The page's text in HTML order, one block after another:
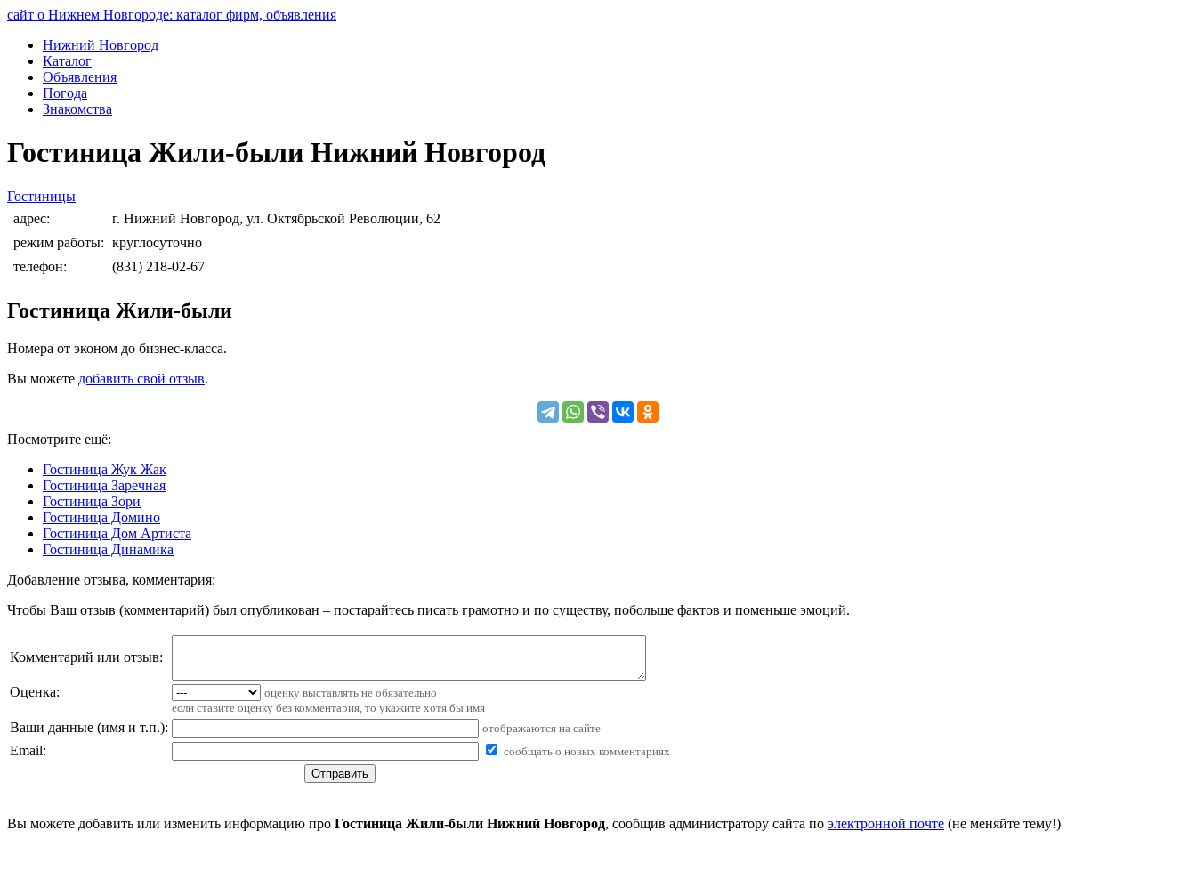
сайт о Нижнем Новгороде: каталог фирм, объявления
Нижний Новгород
Каталог
Объявления
Погода
Знакомства
Гостиница Жили-были Нижний Новгород
Гостиницы
адрес:
г. Нижний Новгород, ул. Октябрьской Революции, 62
режим работы: круглосуточно
телефон:
(831) 218-02-67
Гостиница Жили-были
Номера от эконом до бизнес-класса.
Вы можете добавить свой отзыв.
Посмотрите ещё:
Гостиница Жук Жак
Гостиница Заречная
Гостиница Зори
Гостиница Домино
Гостиница Дом Артиста
Гостиница Динамика
Добавление отзыва, комментария:
Чтобы Ваш отзыв (комментарий) был опубликован – постарайтесь писать грамотно и по существу, побольше фактов и поменьше эмоций.
Комментарий или отзыв:
Оценка:
оценку выставлять не обязательно
если ставите оценку без комментария, то укажите хотя бы имя
Ваши данные (имя и т.п.): отображаются на сайте
Email: сообщать о новых комментариях
Вы можете добавить или изменить информацию про Гостиница Жили-были Нижний Новгород, сообщив администратору сайта по электронной почте (не меняйте тему!)